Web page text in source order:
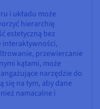
i układu może
hierarchię
estetyczną bez
interaktywności,
przewiercanie
kątami, może
narzędzie do
się na tym, aby dane
namacalne i